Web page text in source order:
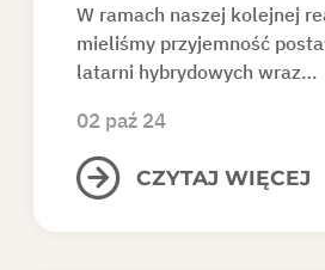
POPROŚ O
W ramach naszej kolejnej
mieliśmy przyjemność
latarni hybrydowych wraz…
CZYTAJ WIĘCEJ
02 paź 24